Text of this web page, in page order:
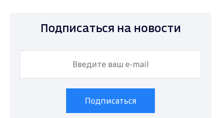
Подписаться на новости
Подписаться